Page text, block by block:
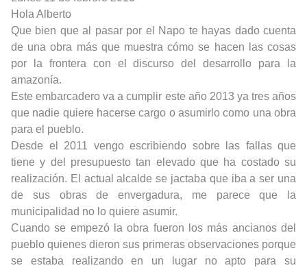
Hola Alberto
Que bien que al pasar por el Napo te hayas dado cuenta
de una obra más que muestra cómo se hacen las cosas
por la frontera con el discurso del desarrollo para la
amazonía.
Este embarcadero va a cumplir este año 2013 ya tres años
que nadie quiere hacerse cargo o asumirlo como una obra
para el pueblo.
Desde el 2011 vengo escribiendo sobre las fallas que
tiene y del presupuesto tan elevado que ha costado su
realización. El actual alcalde se jactaba que iba a ser una
de sus obras de envergadura, me parece que la
municipalidad no lo quiere asumir.
Cuando se empezó la obra fueron los más ancianos del
pueblo quienes dieron sus primeras observaciones porque
se estaba realizando en un lugar no apto para su